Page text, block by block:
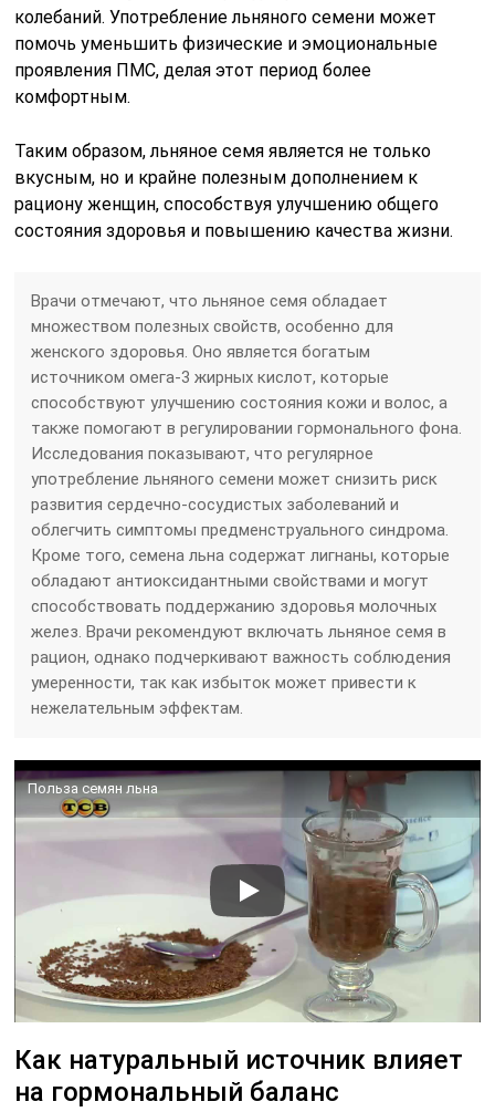
колебаний. Употребление льняного семени может
помочь уменьшить физические и эмоциональные
проявления ПМС, делая этот период более
комфортным.
Таким образом, льняное семя является не только
вкусным, но и крайне полезным дополнением к
рациону женщин, способствуя улучшению общего
состояния здоровья и повышению качества жизни.
Врачи отмечают, что льняное семя обладает
множеством полезных свойств, особенно для
женского здоровья. Оно является богатым
источником омега-3 жирных кислот, которые
способствуют улучшению состояния кожи и волос, а
также помогают в регулировании гормонального фона.
Исследования показывают, что регулярное
употребление льняного семени может снизить риск
развития сердечно-сосудистых заболеваний и
облегчить симптомы предменструального синдрома.
Кроме того, семена льна содержат лигнаны, которые
обладают антиоксидантными свойствами и могут
способствовать поддержанию здоровья молочных
желез. Врачи рекомендуют включать льняное семя в
рацион, однако подчеркивают важность соблюдения
умеренности, так как избыток может привести к
нежелательным эффектам.
Польза семян льна
Как натуральный источник влияет
на гормональный баланс